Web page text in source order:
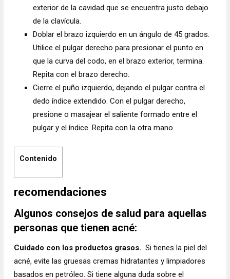
exterior de la cavidad que se encuentra justo debajo
de la clavícula.
Doblar el brazo izquierdo en un ángulo de 45 grados.
Utilice el pulgar derecho para presionar el punto en
que la curva del codo, en el brazo exterior, termina.
Repita con el brazo derecho.
Cierre el puño izquierdo, dejando el pulgar contra el
dedo índice extendido. Con el pulgar derecho,
presione o masajear el saliente formado entre el
pulgar y el índice. Repita con la otra mano.
Contenido
recomendaciones
Algunos consejos de salud para aquellas
personas que tienen acné:
Cuidado con los productos grasos. Si tienes la piel del
acné, evite las gruesas cremas hidratantes y limpiadores
basados en petróleo. Si tiene alguna duda sobre el